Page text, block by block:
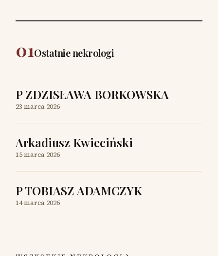
01Ostatnie nekrologi
P ZDZISŁAWA BORKOWSKA
23 marca 2026
Arkadiusz Kwieciński
15 marca 2026
P TOBIASZ ADAMCZYK
14 marca 2026